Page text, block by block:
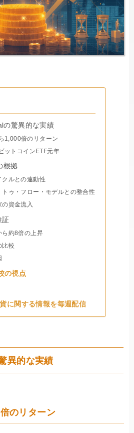
の驚異的な実績
1,000倍のリターン
ットコインETF元年
根拠
ルとの連動性
ゥ・フロー・モデルとの整合性
資金流入
証
ら約8倍の上昇
比較
の視点
に関する情報を毎週配信
異的な実績
のリターン